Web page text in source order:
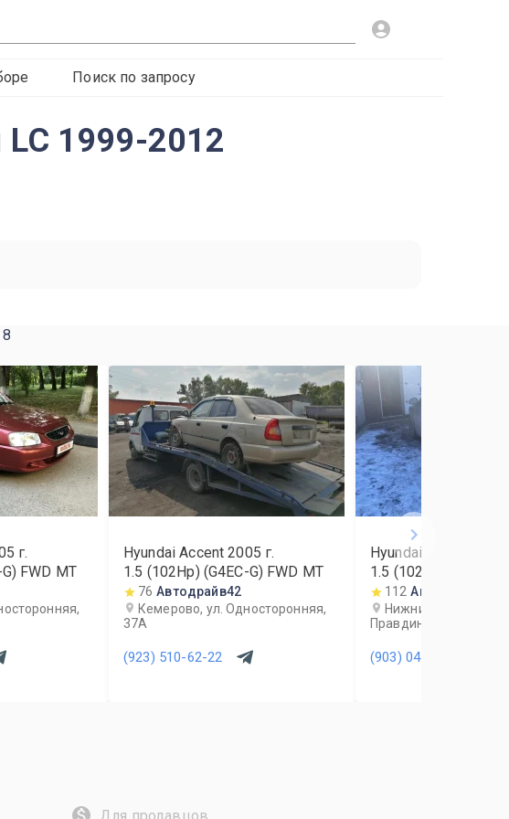
Поиск по запросу
1999-2012
8
г.
FWD MT
Hyundai Accent 2005 г.
1.5 (102Hp) (G4EC-G) FWD MT
76 Автодрайв42
Кемерово, ул. Односторонняя,
37А
(923) 510-62-22
Hyundai Accent
1.5 (102Hp) (G4EC-
112 Агрегат
Нижний Новгород,
Правдинская, 27А
(903) 041-86-01
Для продавцов